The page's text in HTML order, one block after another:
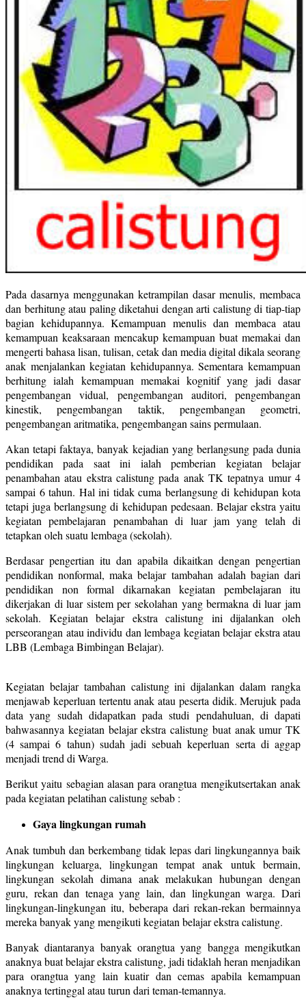
Pada dasarnya menggunakan ketrampilan dasar menulis, membaca
dan berhitung atau paling diketahui dengan arti calistung di tiap-tiap
bagian kehidupannya. Kemampuan menulis dan membaca atau
kemampuan keaksaraan mencakup kemampuan buat memakai dan
mengerti bahasa lisan, tulisan, cetak dan media digital dikala seorang
anak menjalankan kegiatan kehidupannya. Sementara kemampuan
berhitung ialah kemampuan memakai kognitif yang jadi dasar
pengembangan vidual, pengembangan auditori, pengembangan
kinestik, pengembangan taktik, pengembangan geometri,
pengembangan aritmatika, pengembangan sains permulaan.
Akan tetapi faktaya, banyak kejadian yang berlangsung pada dunia
pendidikan pada saat ini ialah pemberian kegiatan belajar
penambahan atau ekstra calistung pada anak TK tepatnya umur 4
sampai 6 tahun. Hal ini tidak cuma berlangsung di kehidupan kota
tetapi juga berlangsung di kehidupan pedesaan. Belajar ekstra yaitu
kegiatan pembelajaran penambahan di luar jam yang telah di
tetapkan oleh suatu lembaga (sekolah).
Berdasar pengertian itu dan apabila dikaitkan dengan pengertian
pendidikan nonformal, maka belajar tambahan adalah bagian dari
pendidikan non formal dikarnakan kegiatan pembelajaran itu
dikerjakan di luar sistem per sekolahan yang bermakna di luar jam
sekolah. Kegiatan belajar ekstra calistung ini dijalankan oleh
perseorangan atau individu dan lembaga kegiatan belajar ekstra atau
LBB (Lembaga Bimbingan Belajar).
Kegiatan belajar tambahan calistung ini dijalankan dalam rangka
menjawab keperluan tertentu anak atau peserta didik. Merujuk pada
data yang sudah didapatkan pada studi pendahuluan, di dapati
bahwasannya kegiatan belajar ekstra calistung buat anak umur TK
(4 sampai 6 tahun) sudah jadi sebuah keperluan serta di aggap
menjadi trend di Warga.
Berikut yaitu sebagian alasan para orangtua mengikutsertakan anak
pada kegiatan pelatihan calistung sebab :
Gaya lingkungan rumah
Anak tumbuh dan berkembang tidak lepas dari lingkungannya baik
lingkungan keluarga, lingkungan tempat anak untuk bermain,
lingkungan sekolah dimana anak melakukan hubungan dengan
guru, rekan dan tenaga yang lain, dan lingkungan warga. Dari
lingkungan-lingkungan itu, beberapa dari rekan-rekan bermainnya
mereka banyak yang mengikuti kegiatan belajar ekstra calistung.
Banyak diantaranya banyak orangtua yang bangga mengikutkan
anaknya buat belajar ekstra calistung, jadi tidaklah heran menjadikan
para orangtua yang lain kuatir dan cemas apabila kemampuan
anaknya tertinggal atau turun dari teman-temannya.